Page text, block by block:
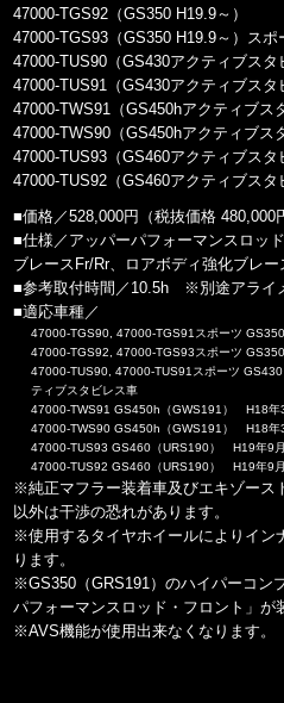
47000-TGS92（GS350 H19.9～）
47000-TGS93（GS350 H19.9～）スポ
47000-TUS90（GS430アクティブスタ
47000-TUS91（GS430アクティブスタ
47000-TWS91（GS450hアクティブス
47000-TWS90（GS450hアクティブス
47000-TUS93（GS460アクティブスタ
47000-TUS92（GS460アクティブスタ
■価格／528,000円（税抜価格 480,000
■仕様／アッパーパフォーマンスロッ
ブレースFr/Rr、ロアボディ強化ブレー
■参考取付時間／10.5h ※別途アライ
■適応車種／
47000-TGS90, 47000-TGS91スポーツ
47000-TGS92, 47000-TGS93スポーツ
47000-TUS90, 47000-TUS91スポーツ
ティブスタビレス車
47000-TWS91 GS450h（GWS191） H18
47000-TWS90 GS450h（GWS191） H18
47000-TUS93 GS460（URS190） H19年9
47000-TUS92 GS460（URS190） H19年9
※純正マフラー装着車及びエキゾース
以外は干渉の恐れがあります。
※使用するタイヤホイールによりイン
ります。
※GS350（GRS191）のハイパーコン
パフォーマンスロッド・フロント」が
※AVS機能が使用出来なくなります。